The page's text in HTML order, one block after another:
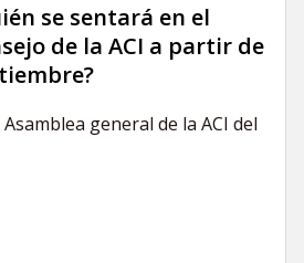
se sentará en el
de la ACI a partir de
Asamblea general de la ACI del